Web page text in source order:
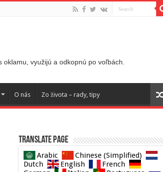
využijú a odkopnú po voľbách.
O nás Zo života – rady, tipy
Translate page
Arabic
Chinese (Simplified)
Dutch
English
French